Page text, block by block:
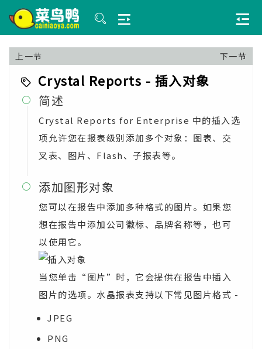
上一节 下一节
Crystal Reports - 插入对象
 简述
Crystal Reports for Enterprise 中的插入选
项允许您在报表级别添加多个对象：图表、交
叉表、图片、Flash、子报表等。
 添加图形对象
您可以在报告中添加多种格式的图片。如果您
想在报告中添加公司徽标、品牌名称等，也可
以使用它。
当您单击“图片”时，它会提供在报告中插入
图片的选项。水晶报表支持以下常见图片格式 -
JPEG
PNG